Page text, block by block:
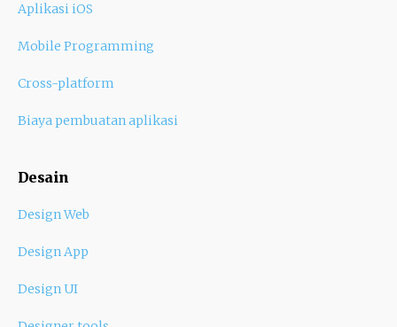
Aplikasi iOS
Mobile Programming
Cross-platform
Biaya pembuatan aplikasi
Desain
Design Web
Design App
Design UI